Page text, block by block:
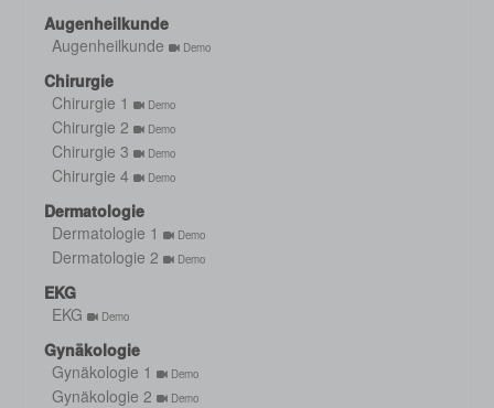
Augenheilkunde
Augenheilkunde
Demo
Chirurgie
Chirurgie 1
Demo
Chirurgie 2 Demo
Chirurgie 3 Demo
Chirurgie 4 Demo
Dermatologie
Dermatologie 1
Demo
Dermatologie 2 Demo
EKG
EKG
Demo
Gynäkologie
Gynäkologie 1
Demo
Gynäkologie 2 Demo